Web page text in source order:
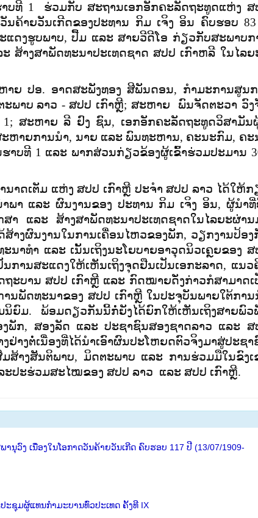
ບທີ 1 ຮ່ວມກັບ ສະຖານເອກອັກຄະລັດຖະທູດແຫ່ງ ສ
ຄ້າຍວັນເກີດຂອງປະທານ ກິມ ເຈິງ ອິນ ຄົບຮອບ
ະແດງຮູບພາບ, ປື້ມ ແລະ ສາຍວີດີໂອ ກ່ຽວກັບສະພາບກ
ສ້າງສາພັດທະນາປະເທດຊາດ ສປປ ເກົາຫລີ ໃນໄລຍ
າຍ ປອ. ອາດສະພັງທອງ ສີພັນດອນ, ກໍາມະການສູນກ
ະພາບ ລາວ - ສປປ ເກົາຫຼີ; ສະຫາຍ ພົນຈັດຕະວາ ວົງ
; ສະຫາຍ ລີ ຢົງ ຊົນ, ເອກອັກຄະລັດຖະທູດວິສາມັນ
ຫາຍການນໍາ, ນາຍ ແລະ ພົນທະຫານ, ຄະນະກົມ, ຄະ
ບທີ 1 ແລະ ພາກສ່ວນກ່ຽວຂ້ອງຜູ້ເຂົ້າຮ່ວມປະມານ
ດເຕັມ ແຫ່ງ ສປປ ເກົາຫຼີ ປະຈຳ ສປປ ລາວ ໄດ້ໃຫ້ກ
ພາ ແລະ ຜົນງານຂອງ ປະທານ ກິມ ເຈິງ ອິນ, ຜູ້ນໍາທີ່
ແລະ ສ້າງສາພັດທະນາປະເທດຊາດໃນໄລຍະຜ່ານ
າງຜົນງານໃນການເຄື່ອນໄຫວຂອງພັກ, ວຽກງານປ້ອງ
າທຳ ແລະ ເນັ້ນເຖິງນະໂຍບາຍອາວຸດນິວເຄຼຍຂອງ ສ
ການສະແດງໃຫ້ເຫັນເຖິງຈຸດຢືນເປັນເອກະລາດ, ແນວ
ຖະບານ ສປປ ເກົາຫຼີ ແລະ ກົດໝາຍດັ່ງກ່າວກໍສາມາດເ
ນພັດທະນາຂອງ ສປປ ເກົາຫຼີ ໃນປະຈຸບັນພາຍໃຕ້ການ
ຍົມ. ພ້ອມດຽວກັນນີ້ກໍ່ຍັງໄດ້ຍົກໃຫ້ເຫັນເຖິງສາຍພົວ
ພັກ, ສອງລັດ ແລະ ປະຊາຊົນສອງຊາດລາວ ແລະ ສ
ງຕໍ່ເນື່ອງທີ່ໄດ້ນໍາເອົາຜົນປະໂຫຍດຕົວຈິງມາສູ່ປະຊາ
ມສ້າງສັນຕິພາບ, ມິດຕະພາບ ແລະ ການຮ່ວມມືໃນຂົງເ
ປະຮ່ວມສະໄໝຂອງ ສປປ ລາວ ແລະ ສປປ ເກົາຫຼີ.
ວົງ ເນື່ອງໃນໂອກາດວັນຄ້າຍວັນເກີດ ຄົບຮອບ 117 ປີ (13/07/1909-
ະຊຸມຜູ້ແທນກຳມະບານທົ່ວປະເທດ ຄັ້ງທີ IX